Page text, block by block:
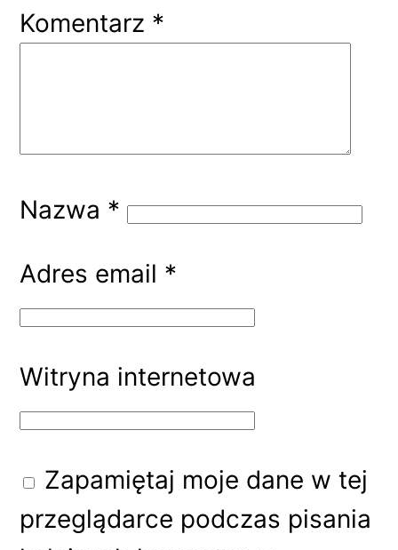
Komentarz *
Nazwa *
Adres email *
Witryna internetowa
Zapamiętaj moje dane w tej
przeglądarce podczas pisania